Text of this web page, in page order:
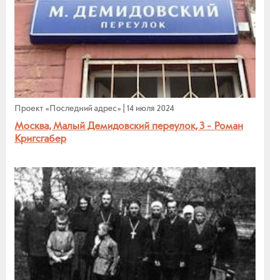
Проект «Последний адрес» 14 июля 2024
Москва, Малый Демидовский переулок, 3 - Роман
Кригсгабер